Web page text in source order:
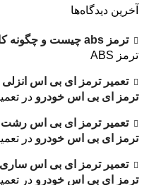
آخرین دیدگاه‌ها
ترمز abs چیست و چگونه کار می کند؟ | ای بی اس اتحاد
ترمز ABS
تعمیر ترمز ای بی اس
ترمز ای بی اس خودرو در
تعمیر ترمز ای بی اس رشت
ترمز ای بی اس خودرو در
تعمیر ترمز ای بی اس
ترمز ای بی اس خودرو در